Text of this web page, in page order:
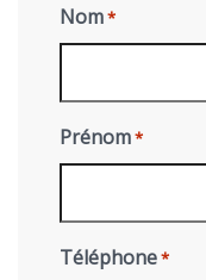
Nom*
Prénom*
Téléphone*